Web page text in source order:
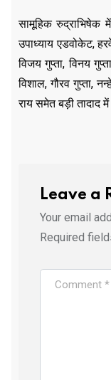
सामूहिक रुद्राभिषेक
उपाध्याय एडवोकेट,
विजय गुप्ता, विनय
विशाल, गौरव गुप्ता,
राय समेत बड़ी तादाद
Leave a
Your email
Required